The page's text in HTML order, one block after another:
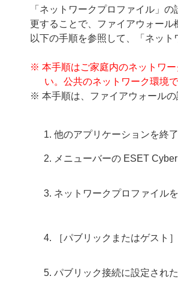
「ネットワークプロファイル」
更することで、ファイアウォー
以下の手順を参照して、「ネッ
※ 本手順はご家庭内のネットワ
い。公共のネットワーク環境
※ 本手順は、ファイアウォール
他のアプリケーションを終了
メニューバーの ESET
ネットワークプロファイル
［パブリックまたはゲスト
パブリック接続に設定され